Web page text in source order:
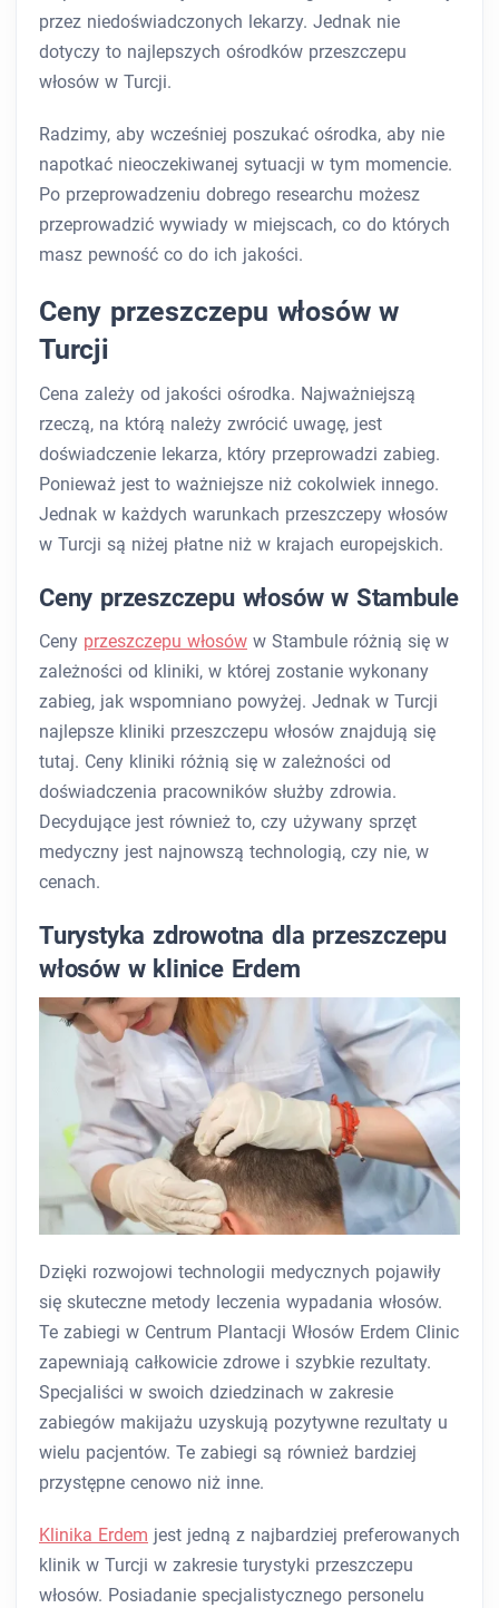
przez niedoświadczonych lekarzy. Jednak nie
dotyczy to najlepszych ośrodków przeszczepu
włosów w Turcji.
Radzimy, aby wcześniej poszukać ośrodka, aby nie
napotkać nieoczekiwanej sytuacji w tym momencie.
Po przeprowadzeniu dobrego researchu możesz
przeprowadzić wywiady w miejscach, co do których
masz pewność co do ich jakości.
Ceny przeszczepu włosów w
Turcji
Cena zależy od jakości ośrodka. Najważniejszą
rzeczą, na którą należy zwrócić uwagę, jest
doświadczenie lekarza, który przeprowadzi zabieg.
Ponieważ jest to ważniejsze niż cokolwiek innego.
Jednak w każdych warunkach przeszczepy włosów
w Turcji są niżej płatne niż w krajach europejskich.
Ceny przeszczepu włosów w Stambule
Ceny przeszczepu włosów w Stambule różnią się w
zależności od kliniki, w której zostanie wykonany
zabieg, jak wspomniano powyżej. Jednak w Turcji
najlepsze kliniki przeszczepu włosów znajdują się
tutaj. Ceny kliniki różnią się w zależności od
doświadczenia pracowników służby zdrowia.
Decydujące jest również to, czy używany sprzęt
medyczny jest najnowszą technologią, czy nie, w
cenach.
Turystyka zdrowotna dla przeszczepu
włosów w klinice Erdem
Dzięki rozwojowi technologii medycznych pojawiły
się skuteczne metody leczenia wypadania włosów.
Te zabiegi w Centrum Plantacji Włosów Erdem Clinic
zapewniają całkowicie zdrowe i szybkie rezultaty.
Specjaliści w swoich dziedzinach w zakresie
zabiegów makijażu uzyskują pozytywne rezultaty u
wielu pacjentów. Te zabiegi są również bardziej
przystępne cenowo niż inne.
Klinika Erdem jest jedną z najbardziej preferowanych
klinik w Turcji w zakresie turystyki przeszczepu
włosów. Posiadanie specjalistycznego personelu